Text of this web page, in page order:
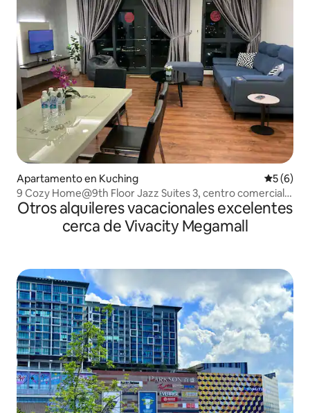
Apartamento en Kuching
5 (6)
9 Cozy Home@9th Floor Jazz Suites 3, centro comercial
Vivacity
Otros alquileres vacacionales excelentes
cerca de Vivacity Megamall